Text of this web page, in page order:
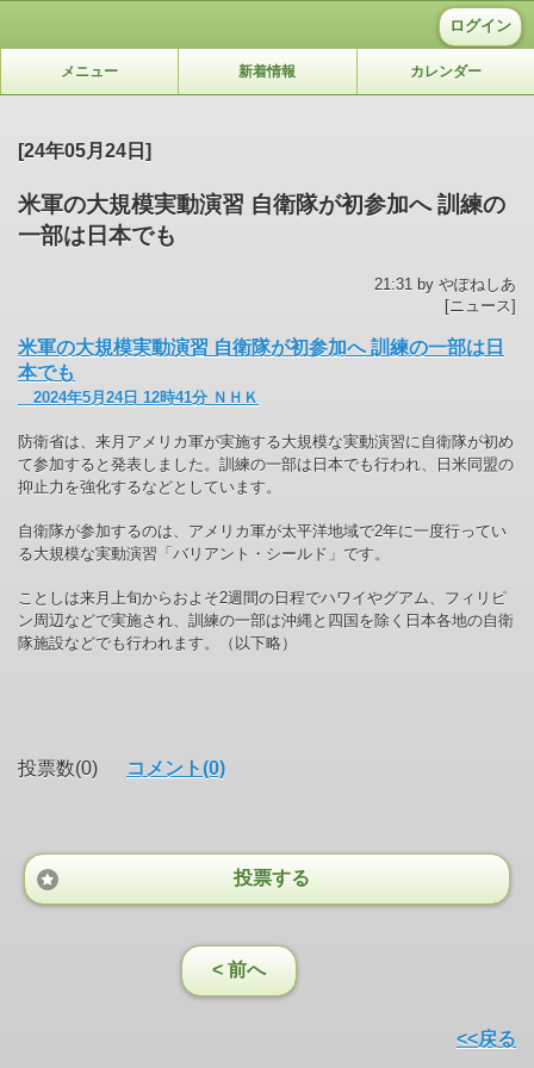
ログイン
メニュー 新着情報 カレンダー
[24年05月24日]
米軍の大規模実動演習 自衛隊が初参加へ 訓練の
一部は日本でも
21:31 by やぽねしあ
[ニュース]
米軍の大規模実動演習 自衛隊が初参加へ 訓練の一部は日
本でも
2024年5月24日 12時41分 ＮＨＫ
防衛省は、来月アメリカ軍が実施する大規模な実動演習に自衛隊が初め
て参加すると発表しました。訓練の一部は日本でも行われ、日米同盟の
抑止力を強化するなどとしています。
自衛隊が参加するのは、アメリカ軍が太平洋地域で2年に一度行ってい
る大規模な実動演習「バリアント・シールド」です。
ことしは来月上旬からおよそ2週間の日程でハワイやグアム、フィリピ
ン周辺などで実施され、訓練の一部は沖縄と四国を除く日本各地の自衛
隊施設などでも行われます。（以下略）
投票数(0) コメント(0)
投票する
< 前へ
<<戻る